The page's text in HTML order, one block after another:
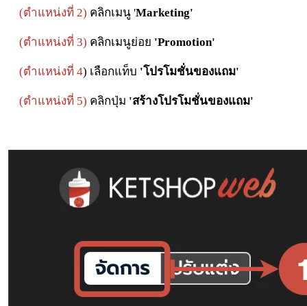
(ตำแหน่งที่ 2) คลิกเมนู 'Marketing'
(ตำแหน่งที่ 3) คลิกเมนูย่อย 'Promotion'
(ตำแหน่งที่ 4) เลือกแท็บ 'โปรโมชั่นของแถม'
(ตำแหน่งที่ 5) คลิกปุ่ม 'สร้างโปรโมชั่นของแถม'